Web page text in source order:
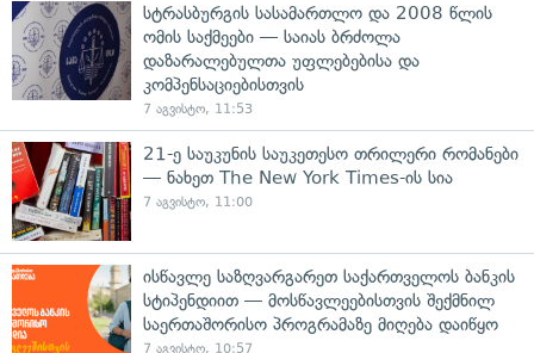
სტრასბურგის სასამართლო და 2008 წლის
ომის საქმეები — საიას ბრძოლა
დაზარალებულთა უფლებებისა და
კომპენსაციებისთვის
7 აგვისტო, 11:53
21-ე საუკუნის საუკეთესო თრილერი რომანები
— ნახეთ The New York Times-ის სია
7 აგვისტო, 11:00
ისწავლე საზღვარგარეთ საქართველოს ბანკის
სტიპენდიით — მოსწავლეებისთვის შექმნილ
საერთაშორისო პროგრამაზე მიღება დაიწყო
7 აგვისტო, 10:57